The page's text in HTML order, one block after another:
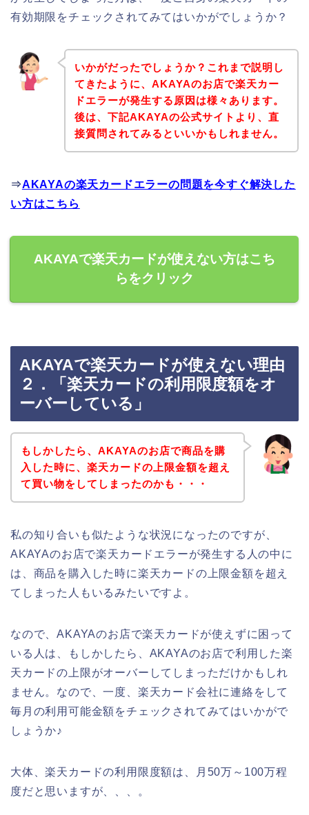
有効期限をチェックされてみてはいかがでしょうか？
いかがだったでしょうか？これまで説明し
てきたように、AKAYAのお店で楽天カー
ドエラーが発生する原因は様々あります。
後は、下記AKAYAの公式サイトより、直
接質問されてみるといいかもしれません。
⇒AKAYAの楽天カードエラーの問題を今すぐ解決した
い方はこちら
AKAYAで楽天カードが使えない方はこち
らをクリック
AKAYAで楽天カードが使えない理由
２．「楽天カードの利用限度額をオ
ーバーしている」
もしかしたら、AKAYAのお店で商品を購
入した時に、楽天カードの上限金額を超え
て買い物をしてしまったのかも・・・
私の知り合いも似たような状況になったのですが、
AKAYAのお店で楽天カードエラーが発生する人の中に
は、商品を購入した時に楽天カードの上限金額を超え
てしまった人もいるみたいですよ。
なので、AKAYAのお店で楽天カードが使えずに困って
いる人は、もしかしたら、AKAYAのお店で利用した楽
天カードの上限がオーバーしてしまっただけかもしれ
ません。なので、一度、楽天カード会社に連絡をして
毎月の利用可能金額をチェックされてみてはいかがで
しょうか♪
大体、楽天カードの利用限度額は、月50万～100万程
度だと思いますが、、、。